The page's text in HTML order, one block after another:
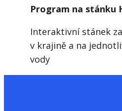
Program na stánku
Interaktivní stánek
v krajině a na
vody